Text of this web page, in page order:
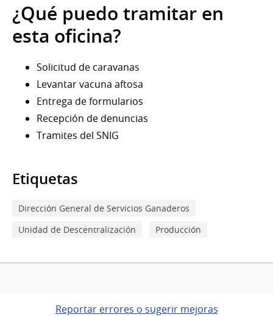
¿Qué puedo tramitar en
esta oficina?
Solicitud de caravanas
Levantar vacuna aftosa
Entrega de formularios
Recepción de denuncias
Tramites del SNIG
Etiquetas
Dirección General de Servicios Ganaderos
Unidad de Descentralización
Producción
Reportar errores o sugerir mejoras